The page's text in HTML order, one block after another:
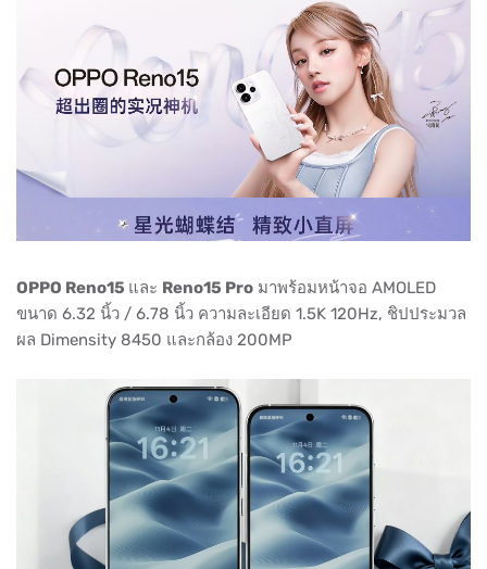
OPPO Reno15 และ Reno15 Pro มาพร้อมหน้าจอ AMOLED
ขนาด 6.32 นิ้ว / 6.78 นิ้ว ความละเอียด 1.5K 120Hz, ชิปประมวล
ผล Dimensity 8450 และกล้อง 200MP